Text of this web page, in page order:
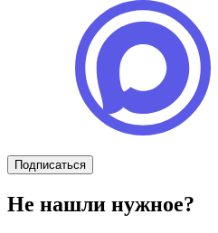
Подписаться
Не нашли нужное?